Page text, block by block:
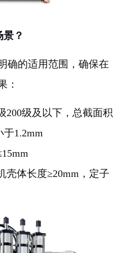
？
确的适用范围，确保在
：
200级及以下，总截面积
于1.2mm
壳体长度≥20mm，定子